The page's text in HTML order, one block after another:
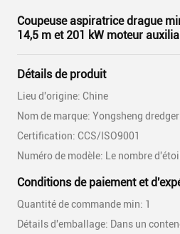
Coupeuse aspiratrice drague
14,5 m et 201 kW moteur
Détails de produit
Lieu d'origine: Chine
Nom de marque: Yongsheng dredger
Certification: CCS/ISO9001
Numéro de modèle: Le nombre
Conditions de paiement et
Quantité de commande min: 1
Détails d'emballage: Dans un